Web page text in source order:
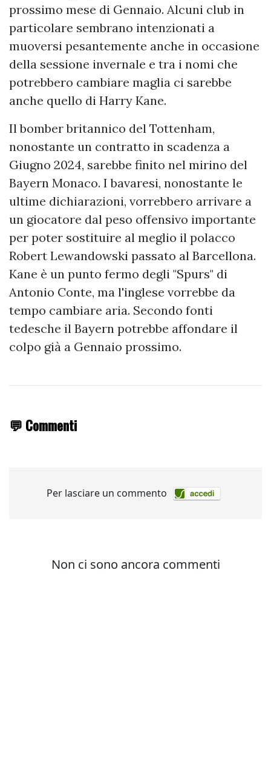
prossimo mese di Gennaio. Alcuni club in
particolare sembrano intenzionati a
muoversi pesantemente anche in occasione
della sessione invernale e tra i nomi che
potrebbero cambiare maglia ci sarebbe
anche quello di Harry Kane.
Il bomber britannico del Tottenham,
nonostante un contratto in scadenza a
Giugno 2024, sarebbe finito nel mirino del
Bayern Monaco. I bavaresi, nonostante le
ultime dichiarazioni, vorrebbero arrivare a
un giocatore dal peso offensivo importante
per poter sostituire al meglio il polacco
Robert Lewandowski passato al Barcellona.
Kane è un punto fermo degli "Spurs" di
Antonio Conte, ma l'inglese vorrebbe da
tempo cambiare aria. Secondo fonti
tedesche il Bayern potrebbe affondare il
colpo già a Gennaio prossimo.
💬 Commenti